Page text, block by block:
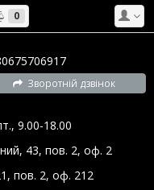
0
Зворотній дзвінок
9.00-18.00
43, пов. 2, оф. 2
пов. 2, оф. 212